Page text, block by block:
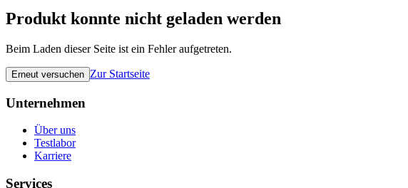
Produkt konnte nicht geladen werden
Beim Laden dieser Seite ist ein Fehler aufgetreten.
Erneut versuchen Zur Startseite
Unternehmen
Über uns
Testlabor
Karriere
Services